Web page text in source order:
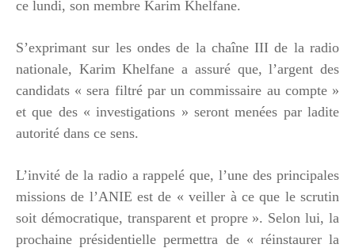
ce lundi, son membre Karim Khelfane.
S’exprimant sur les ondes de la chaîne III de la radio
nationale, Karim Khelfane a assuré que, l’argent des
candidats « sera filtré par un commissaire au compte »
et que des « investigations » seront menées par ladite
autorité dans ce sens.
L’invité de la radio a rappelé que, l’une des principales
missions de l’ANIE est de « veiller à ce que le scrutin
soit démocratique, transparent et propre ». Selon lui, la
prochaine présidentielle permettra de « réinstaurer la